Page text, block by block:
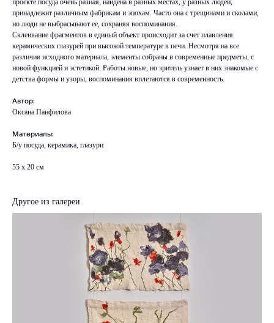
проекте посуда очень разная, найдена в разных местах, у разных людей,
принадлежит различным фабрикам и эпохам. Часто она с трещинами и сколами,
но люди не выбрасывают ее, сохраняя воспоминания.
Склеивание фрагментов в единый объект происходит за счет плавления
керамических глазурей при высокой температуре в печи. Несмотря на все
различия исходного материала, элементы собраны в современные предметы, с
новой функцией и эстетикой. Работы новые, но зритель узнает в них знакомые с
детства формы и узоры, воспоминания вплетаются в современность.
Автор:
Оксана Панфилова
Материалы:
Б/у посуда, керамика, глазури
55 х 20 см
Другое из галереи